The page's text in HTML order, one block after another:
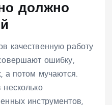
должно
качественную работу
ошибку,
а потом мучаются.
инструментов,